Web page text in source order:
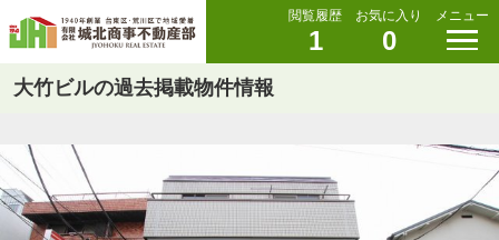
閲覧履歴
1
お気に入り
0
メニュー
大竹ビルの過去掲載物件情報